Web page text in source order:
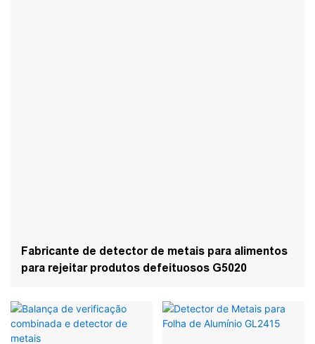
Fabricante de detector de metais para alimentos
para rejeitar produtos defeituosos G5020